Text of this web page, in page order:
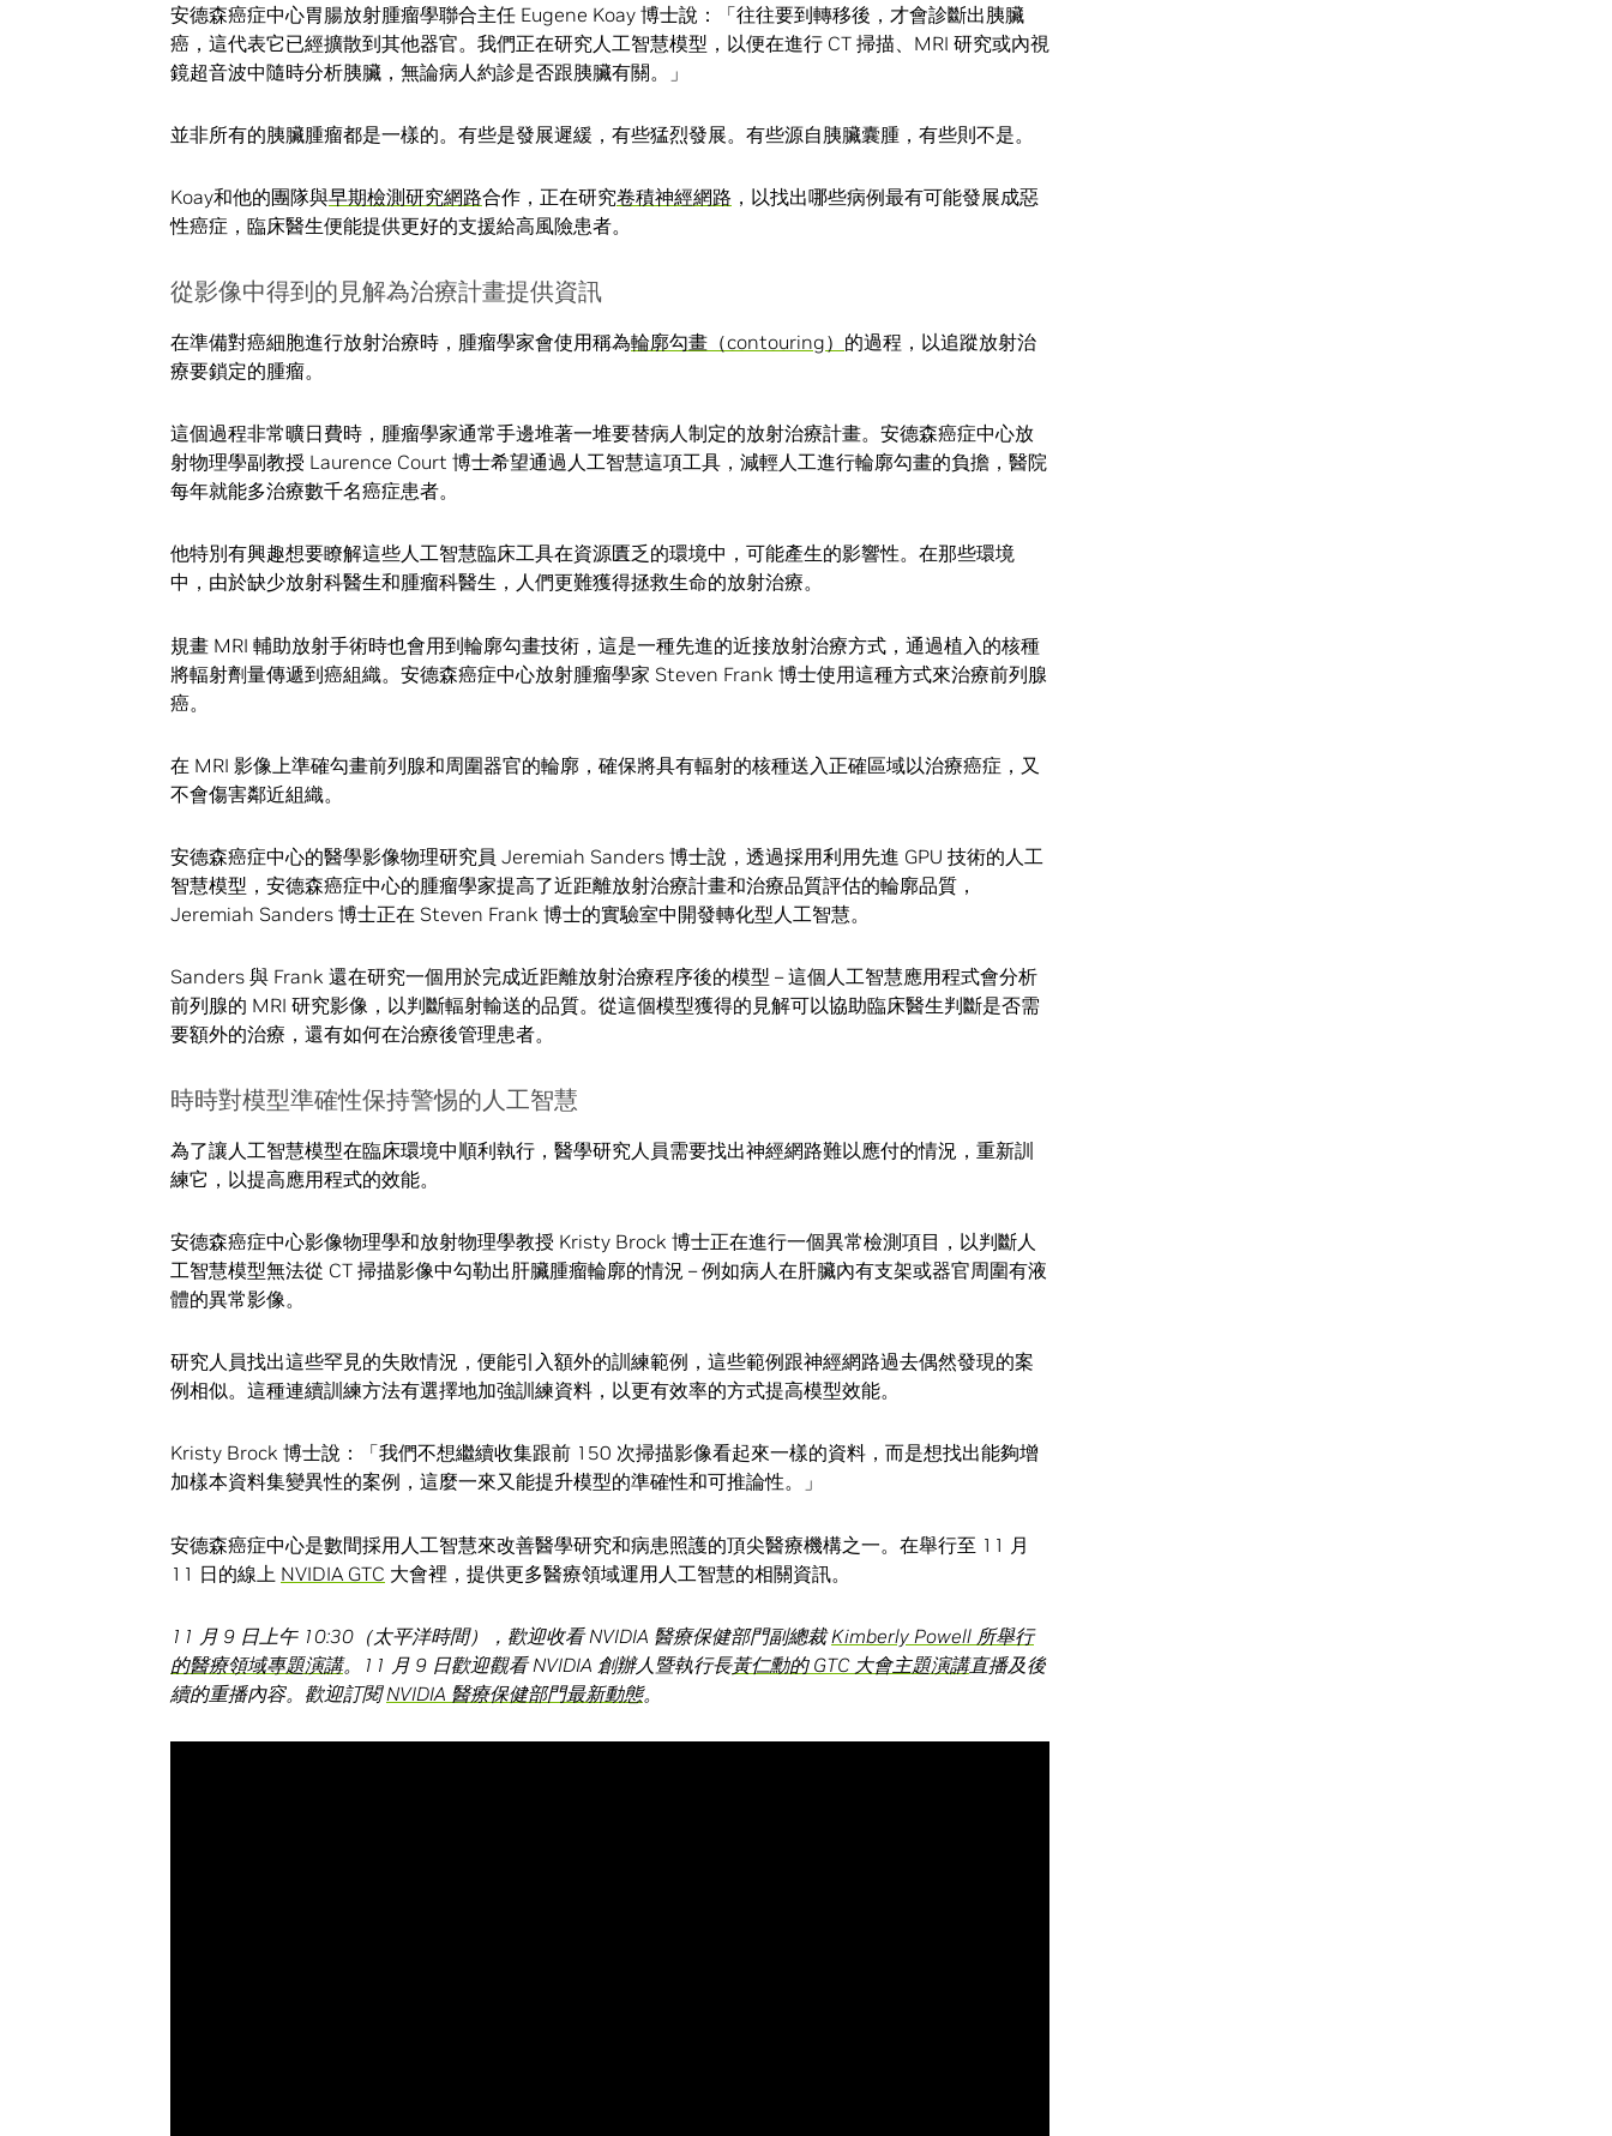
安德森癌症中心胃腸放射腫瘤學聯合主任 Eugene Koay 博士說：「往往要到轉移後，才會診斷出胰臟
癌，這代表它已經擴散到其他器官。我們正在研究人工智慧模型，以便在進行 CT 掃描、MRI 研究或內視
鏡超音波中隨時分析胰臟，無論病人約診是否跟胰臟有關。」
並非所有的胰臟腫瘤都是一樣的。有些是發展遲緩，有些猛烈發展。有些源自胰臟囊腫，有些則不是。
Koay和他的團隊與早期檢測研究網路合作，正在研究卷積神經網路 ，以找出哪些病例最有可能發展成惡
性癌症，臨床醫生便能提供更好的支援給高風險患者。
從影像中得到的見解為治療計畫提供資訊
在準備對癌細胞進行放射治療時，腫瘤學家會使用稱為輪廓勾畫（contouring） 的過程，以追蹤放射治
療要鎖定的腫瘤。
這個過程非常曠日費時，腫瘤學家通常手邊堆著一堆要替病人制定的放射治療計畫。安德森癌症中心放
射物理學副教授 Laurence Court 博士希望通過人工智慧這項工具，減輕人工進行輪廓勾畫的負擔，醫院
每年就能多治療數千名癌症患者。
他特別有興趣想要瞭解這些人工智慧臨床工具在資源匱乏的環境中，可能產生的影響性。在那些環境
中，由於缺少放射科醫生和腫瘤科醫生，人們更難獲得拯救生命的放射治療。
規畫 MRI 輔助放射手術時也會用到輪廓勾畫技術，這是一種先進的近接放射治療方式，通過植入的核種
將輻射劑量傳遞到癌組織。安德森癌症中心放射腫瘤學家 Steven Frank 博士使用這種方式來治療前列腺
癌。
在 MRI 影像上準確勾畫前列腺和周圍器官的輪廓，確保將具有輻射的核種送入正確區域以治療癌症，又
不會傷害鄰近組織。
安德森癌症中心的醫學影像物理研究員 Jeremiah Sanders 博士說，透過採用利用先進 GPU 技術的人工
智慧模型，安德森癌症中心的腫瘤學家提高了近距離放射治療計畫和治療品質評估的輪廓品質，
Jeremiah Sanders 博士正在 Steven Frank 博士的實驗室中開發轉化型人工智慧。
Sanders 與 Frank 還在研究一個用於完成近距離放射治療程序後的模型 – 這個人工智慧應用程式會分析
前列腺的 MRI 研究影像，以判斷輻射輸送的品質。從這個模型獲得的見解可以協助臨床醫生判斷是否需
要額外的治療，還有如何在治療後管理患者。
時時對模型準確性保持警惕的人工智慧
為了讓人工智慧模型在臨床環境中順利執行，醫學研究人員需要找出神經網路難以應付的情況，重新訓
練它，以提高應用程式的效能。
安德森癌症中心影像物理學和放射物理學教授 Kristy Brock 博士正在進行一個異常檢測項目，以判斷人
工智慧模型無法從 CT 掃描影像中勾勒出肝臟腫瘤輪廓的情況 – 例如病人在肝臟內有支架或器官周圍有液
體的異常影像。
研究人員找出這些罕見的失敗情況，便能引入額外的訓練範例，這些範例跟神經網路過去偶然發現的案
例相似。這種連續訓練方法有選擇地加強訓練資料，以更有效率的方式提高模型效能。
Kristy Brock 博士說：「我們不想繼續收集跟前 150 次掃描影像看起來一樣的資料，而是想找出能夠增
加樣本資料集變異性的案例，這麼一來又能提升模型的準確性和可推論性。」
安德森癌症中心是數間採用人工智慧來改善醫學研究和病患照護的頂尖醫療機構之一。在舉行至 11 月
11 日的線上 NVIDIA GTC 大會裡，提供更多醫療領域運用人工智慧的相關資訊。
11 月 9 日上午 10:30（太平洋時間），歡迎收看 NVIDIA 醫療保健部門副總裁Kimberly Powell 所舉行
的醫療領域專題演講。11 月 9 日歡迎觀看 NVIDIA 創辦人暨執行長黃仁勳的GTC 大會主題演講直播及後
續的重播內容。歡迎訂閱NVIDIA 醫療保健部門最新動態。